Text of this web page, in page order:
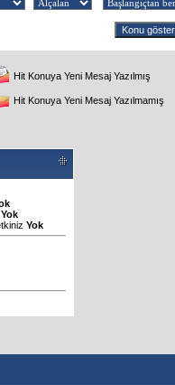
Hit Konuya Yeni Mesaj Yazılmış
Hit Konuya Yeni Mesaj Yazılmamış
Yok
Yok